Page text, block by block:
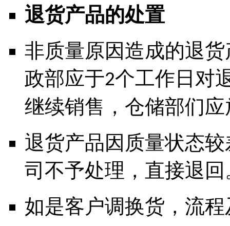
退货产品的处置
非质量原因造成的退
政部应于2个工作日对
继续销售，仓储部们
退货产品因质量状态
司不予处理，直接退回
如是客户调换货，流